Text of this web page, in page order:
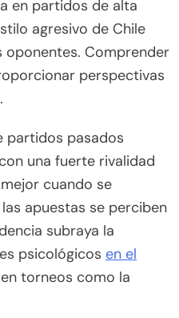
en partidos de alta
agresivo de Chile
oponentes. Comprender
perspectivas
partidos pasados
una fuerte rivalidad
cuando se
apuestas se perciben
subraya la
psicológicos en el
torneos como la